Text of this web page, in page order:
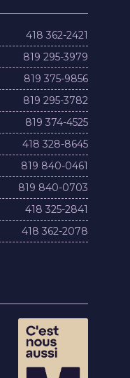
418 362-2421
819 295-3979
819 375-9856
819 295-3782
819 374-4525
418 328-8645
819 840-0461
819 840-0703
418 325-2841
418 362-2078